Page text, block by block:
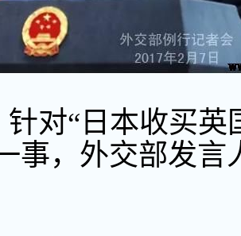
针对“日本收买英
事，外交部发言